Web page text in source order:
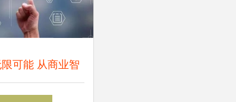
可能 从商业智